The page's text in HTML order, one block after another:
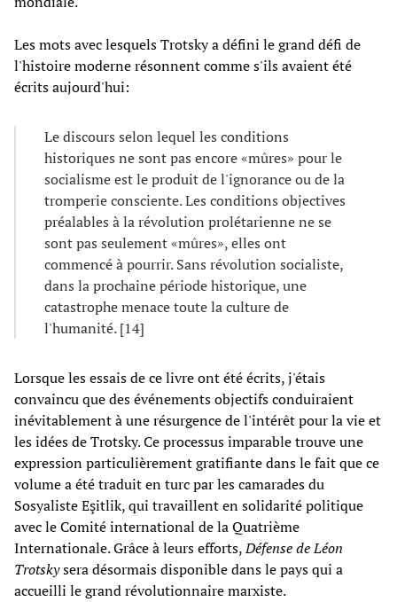
Les mots avec lesquels Trotsky a défini le grand défi de
l'histoire moderne résonnent comme s'ils avaient été
écrits aujourd'hui:
Le discours selon lequel les conditions
historiques ne sont pas encore «mûres» pour le
socialisme est le produit de l'ignorance ou de la
tromperie consciente. Les conditions objectives
préalables à la révolution prolétarienne ne se
sont pas seulement «mûres», elles ont
commencé à pourrir. Sans révolution socialiste,
dans la prochaine période historique, une
catastrophe menace toute la culture de
l'humanité. [14]
Lorsque les essais de ce livre ont été écrits, j'étais
convaincu que des événements objectifs conduiraient
inévitablement à une résurgence de l'intérêt pour la vie et
les idées de Trotsky. Ce processus imparable trouve une
expression particulièrement gratifiante dans le fait que ce
volume a été traduit en turc par les camarades du
Sosyaliste Eşitlik, qui travaillent en solidarité politique
avec le Comité international de la Quatrième
Internationale. Grâce à leurs efforts,Défense de Léon
Trotskysera désormais disponible dans le pays qui a
accueilli le grand révolutionnaire marxiste.